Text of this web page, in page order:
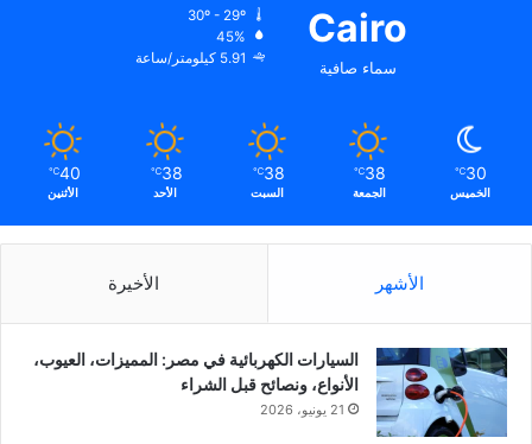
Cairo
سماء صافية
45%
5.91 كيلومتر/ساعة
30
℃
الخميس
38
℃
الجمعة
38
℃
السبت
38
℃
الأحد
40
℃
الأثنين
الأشهر الأخيرة
السيارات الكهربائية في مصر: المميزات، العيوب،
الأنواع، ونصائح قبل الشراء
21 يونيو، 2026